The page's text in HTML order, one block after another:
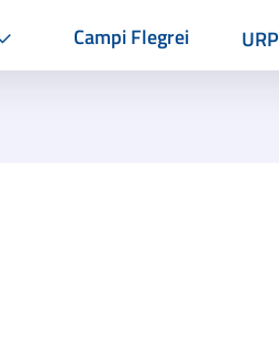
Campi Flegrei URP